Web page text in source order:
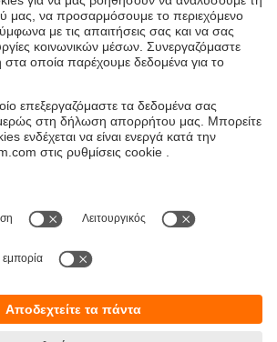
χρησιμεύουν στην ανίχνευση
και χωρίς φθορά. Χρησιμοποιούνται
ιδιαίτερα μεγάλες αποστάσεις
μαγνητικά πεδία διαπερνούν και όλα
υλικά, οι αισθητήρες μπορούν να
διαμέσου τοιχωμάτων π.χ.
αλουμίνιο, πλαστικό ή ξύλο.
Δήλωση Προστασίας Δεδομένων
Responsible Disclosure